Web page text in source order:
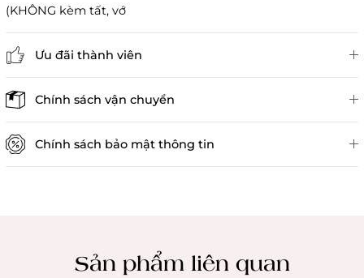
(KHÔNG kèm tất, vớ
Ưu đãi thành viên
Chính sách vận chuyển
Chính sách bảo mật thông tin
Sản phẩm liên quan